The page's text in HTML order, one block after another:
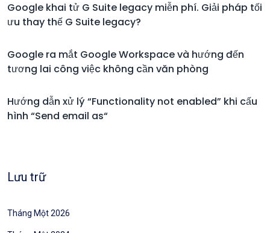
Google khai tử G Suite legacy miễn phí. Giải pháp tối
ưu thay thế G Suite legacy?
Google ra mắt Google Workspace và hướng đến
tương lai công việc không cần văn phòng
Hướng dẫn xử lý “Functionality not enabled” khi cấu
hình “Send email as“
Lưu trữ
Tháng Một 2026